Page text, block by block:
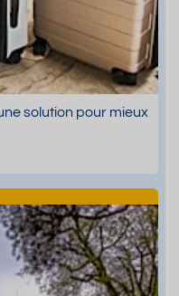
solution pour mieux